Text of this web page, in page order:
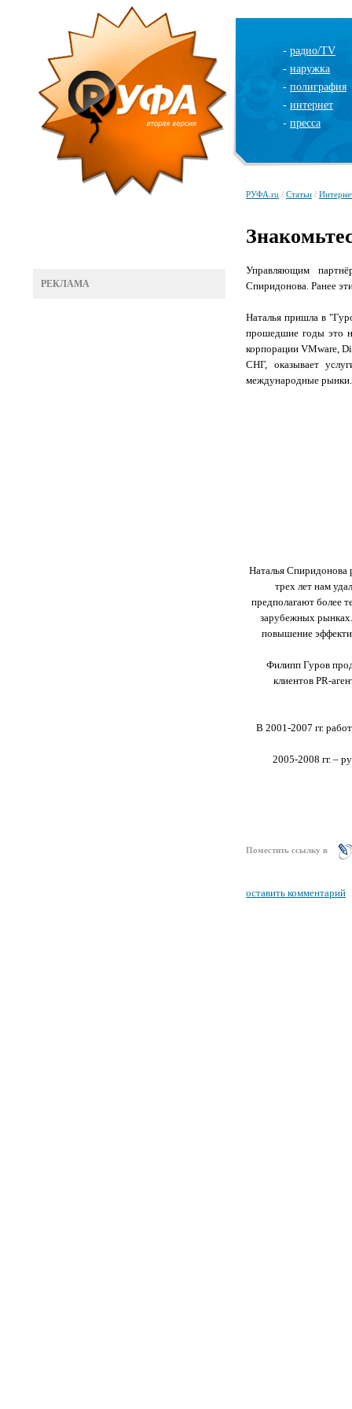
- радио/TV
- наружка
- полиграфия
- интернет
- пресса
РЕКЛАМА
РУФА.ru / Статьи /
Управляющим
Спиридонова. Ранее
Наталья пришла в
прошедшие годы это
корпорации VMware,
СНГ, оказывает
международные рынки.
Наталья Спиридонова
трех лет нам
предполагают более
зарубежных
повышение
Филипп Гуров
клиентов PR-
В 2001-2007 гг.
2005-2008 гг. –
Поместить ссылку в
оставить комментарий